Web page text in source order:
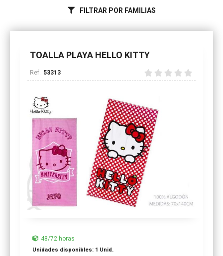
FILTRAR POR FAMILIAS
TOALLA PLAYA HELLO KITTY
53313
48/72 horas
Unidades disponibles: 1 Unid.